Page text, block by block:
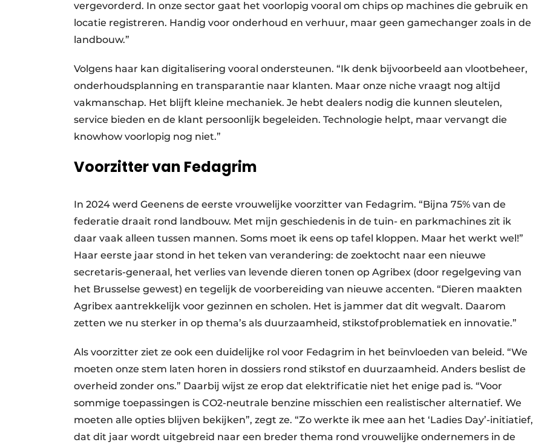
vergevorderd. In onze sector gaat het voorlopig vooral om chips op machines die gebruik en
locatie registreren. Handig voor onderhoud en verhuur, maar geen gamechanger zoals in de
landbouw.”
Volgens haar kan digitalisering vooral ondersteunen. “Ik denk bijvoorbeeld aan vlootbeheer,
onderhoudsplanning en transparantie naar klanten. Maar onze niche vraagt nog altijd
vakmanschap. Het blijft kleine mechaniek. Je hebt dealers nodig die kunnen sleutelen,
service bieden en de klant persoonlijk begeleiden. Technologie helpt, maar vervangt die
knowhow voorlopig nog niet.”
Voorzitter van Fedagrim
In 2024 werd Geenens de eerste vrouwelijke voorzitter van Fedagrim. “Bijna 75% van de
federatie draait rond landbouw. Met mijn geschiedenis in de tuin- en parkmachines zit ik
daar vaak alleen tussen mannen. Soms moet ik eens op tafel kloppen. Maar het werkt wel!”
Haar eerste jaar stond in het teken van verandering: de zoektocht naar een nieuwe
secretaris-generaal, het verlies van levende dieren tonen op Agribex (door regelgeving van
het Brusselse gewest) en tegelijk de voorbereiding van nieuwe accenten. “Dieren maakten
Agribex aantrekkelijk voor gezinnen en scholen. Het is jammer dat dit wegvalt. Daarom
zetten we nu sterker in op thema’s als duurzaamheid, stikstofproblematiek en innovatie.”
Als voorzitter ziet ze ook een duidelijke rol voor Fedagrim in het beïnvloeden van beleid. “We
moeten onze stem laten horen in dossiers rond stikstof en duurzaamheid. Anders beslist de
overheid zonder ons.” Daarbij wijst ze erop dat elektrificatie niet het enige pad is. “Voor
sommige toepassingen is CO2-neutrale benzine misschien een realistischer alternatief. We
moeten alle opties blijven bekijken”, zegt ze. “Zo werkte ik mee aan het ‘Ladies Day’-initiatief,
dat dit jaar wordt uitgebreid naar een breder thema rond vrouwelijke ondernemers in de